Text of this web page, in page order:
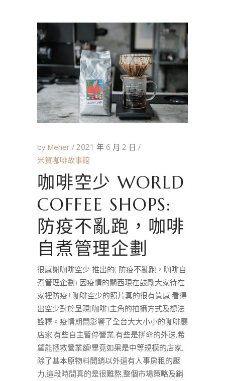
by Meher
2021 年 6 月 2 日
米賀咖啡故事館
咖啡空少 WORLD
COFFEE SHOPS:
防疫不亂跑，咖啡
自煮管理企劃
很感謝咖啡空少 推出的( 防疫不亂跑，咖啡自
煮管理企劃) 因疫情的關西現在鼓勵大家待在
家裡防疫!! 咖啡空少的照片真的很有質感,看得
出空少對於呈現(咖啡)主角的拍攝方式及想法
詮釋。疫情期間影響了全台大大小小的咖啡廳
店家,有些自主暫停營業,有些是拼命的外送,希
望能拯救營業額!畢竟如果是中等規模的店家,
除了基本原物料開銷以外還有人事房租的壓
力,這段時間真的是很難熬,整個市場策略及銷